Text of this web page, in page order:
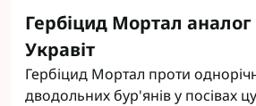
Гербіцид Мортал
Укравіт
Гербіцид Мортал проти
дводольних бур'янів у посівах